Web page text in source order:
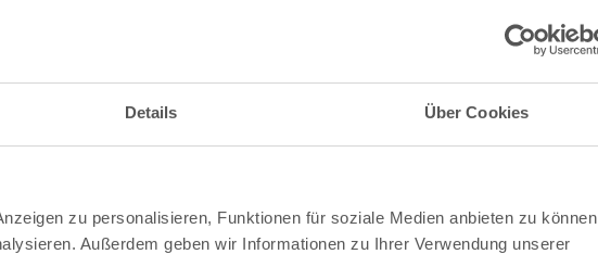
Details Über Cookies
zu personalisieren, Funktionen für soziale Medien anbieten zu können
Außerdem geben wir Informationen zu Ihrer Verwendung unserer